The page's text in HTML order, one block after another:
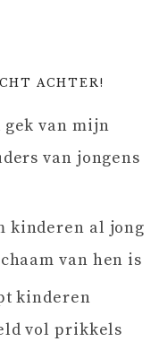
ACHTER!
van mijn
van jongens
kinderen al jong
van hen is
kinderen
vol prikkels